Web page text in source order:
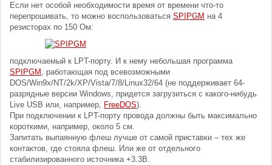
Если нет особой необходимости время от времени что-то
перепрошивать, то можно воспользоваться SPIPGM на 4
резисторах по 150 Ом:
подключаемый к LPT-порту. И к нему небольшая программа
SPIPGM , работающая под всевозможными
DOS/Win9x/NT/2k/XP/Vista/7/8/Linux32/64 (не поддерживает 64-
разрядные версии Windows, придется загрузиться с какого-нибудь
Live USB или, например, FreeDOS).
При подключении к LPT-порту провода должны быть максимально
короткими, например, около 5 см.
Запитать выпаянную флеш лучше от самой приставки – тех же
контактов, где стояла флеш. Или же от отдельного
стабилизированного источника +3.3В.